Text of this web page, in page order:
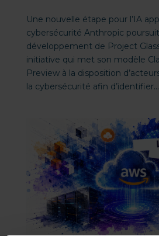
Une nouvelle étape pour l’IA
cybersécurité Anthropic
développement de Project
initiative qui met son modèle
Preview à la disposition
la cybersécurité afin d’identifier...